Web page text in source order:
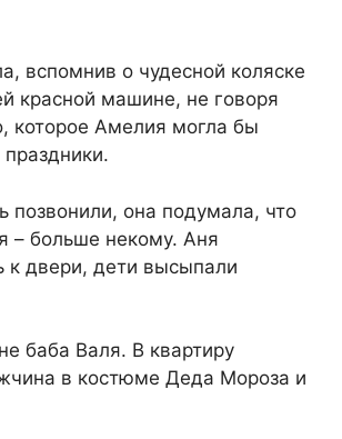
вспомнив о чудесной коляске
красной машине, не говоря
которое Амелия могла бы
праздники.
позвонили, она подумала, что
– больше некому. Аня
к двери, дети высыпали
баба Валя. В квартиру
в костюме Деда Мороза и